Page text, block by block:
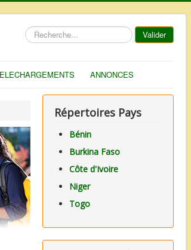
Rechercher Valider
ANNONCES
Répertoires Pays
Bénin
Burkina Faso
Côte d'Ivoire
Niger
Togo